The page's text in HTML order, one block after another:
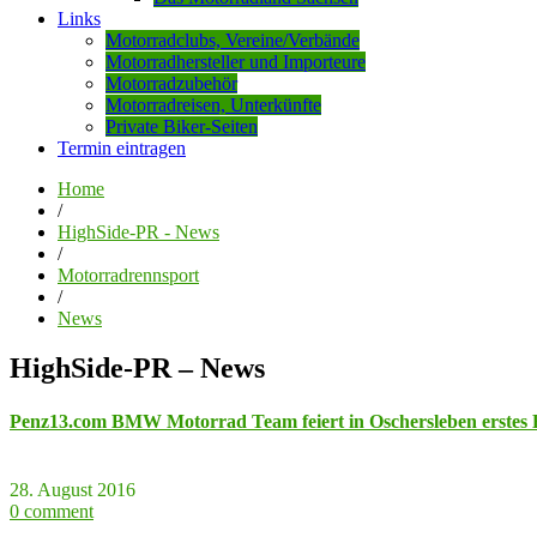
Links
Motorradclubs, Vereine/Verbände
Motorradhersteller und Importeure
Motorradzubehör
Motorradreisen, Unterkünfte
Private Biker-Seiten
Termin eintragen
Home
/
HighSide-PR - News
/
Motorradrennsport
/
News
HighSide-PR – News
Penz13.com BMW Motorrad Team feiert in Oschersleben erstes
28. August 2016
0 comment